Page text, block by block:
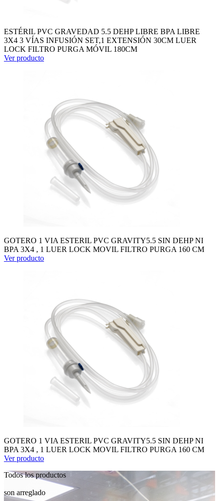
ESTÉRIL PVC GRAVEDAD 5.5 DEHP LIBRE BPA LIBRE
3X4 3 VÍAS INFUSIÓN SET,1 EXTENSIÓN 30CM LUER
LOCK FILTRO PURGA MÓVIL 180CM
Ver producto
GOTERO 1 VIA ESTERIL PVC GRAVITY5.5 SIN DEHP NI
BPA 3X4 , 1 LUER LOCK MOVIL FILTRO PURGA 160 CM
Ver producto
GOTERO 1 VIA ESTERIL PVC GRAVITY5.5 SIN DEHP NI
BPA 3X4 , 1 LUER LOCK MOVIL FILTRO PURGA 160 CM
Ver producto
Todos los productos
son arreglado